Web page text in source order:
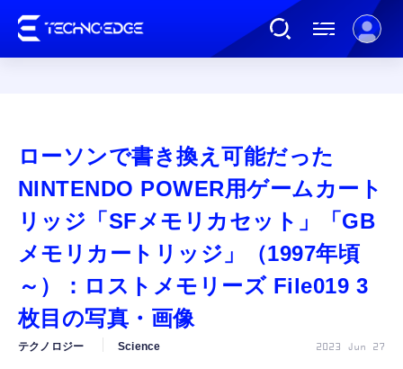
AI
ガジェット
ゲーム
カルチャー
ローソンで書き換え可能だった
NINTENDO POWER用ゲームカート
リッジ「SFメモリカセット」「GB
メモリカートリッジ」（1997年頃
～）：ロストメモリーズ File019 3
枚目の写真・画像
テクノロジー Science 2023 Jun 27